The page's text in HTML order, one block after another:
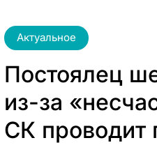
Актуальное
Постоялец
из-за
СК проводит